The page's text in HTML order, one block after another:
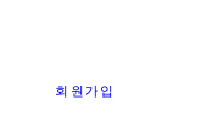
회원가입